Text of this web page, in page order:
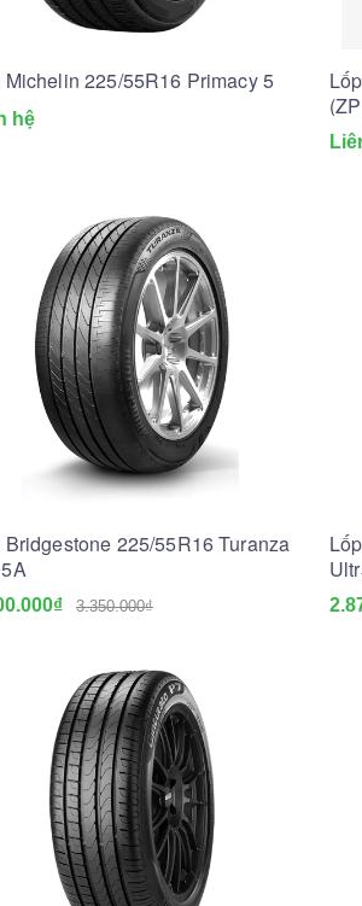
Michelin 225/55R16 Primacy 5
hệ
Bridgestone 225/55R16 Turanza
3.350.000₫